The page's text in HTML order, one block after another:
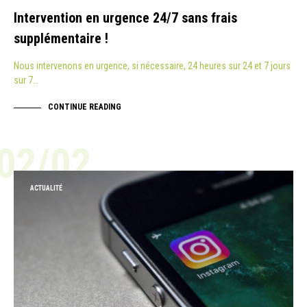
Intervention en urgence 24/7 sans frais
supplémentaire !
Nous intervenons en urgence, si nécessaire, 24 heures sur 24 et 7 jours
sur 7…
CONTINUE READING
02
ACTUALITÉ